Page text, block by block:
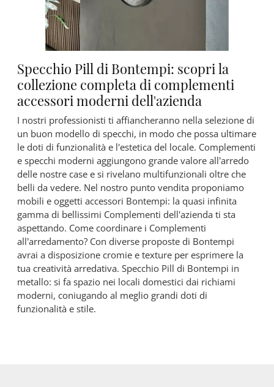
Specchio Pill di Bontempi: scopri la
collezione completa di complementi
accessori moderni dell'azienda
I nostri professionisti ti affiancheranno nella selezione di
un buon modello di specchi, in modo che possa ultimare
le doti di funzionalità e l'estetica del locale. Complementi
e specchi moderni aggiungono grande valore all’arredo
delle nostre case e si rivelano multifunzionali oltre che
belli da vedere. Nel nostro punto vendita proponiamo
mobili e oggetti accessori Bontempi: la quasi infinita
gamma di bellissimi Complementi dell'azienda ti sta
aspettando. Come coordinare i Complementi
all’arredamento? Con diverse proposte di Bontempi
avrai a disposizione cromie e texture per esprimere la
tua creatività arredativa. Specchio Pill di Bontempi in
metallo: si fa spazio nei locali domestici dai richiami
moderni, coniugando al meglio grandi doti di
funzionalità e stile.